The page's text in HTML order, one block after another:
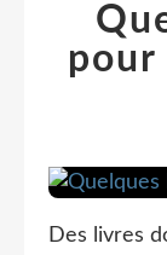
pour
Des livres